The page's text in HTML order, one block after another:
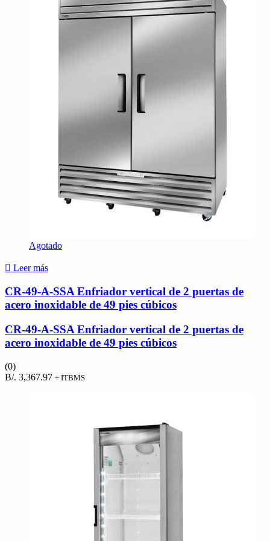
Agotado
Leer más
CR-49-A-SSA Enfriador vertical de 2 puertas de
acero inoxidable de 49 pies cúbicos
CR-49-A-SSA Enfriador vertical de 2 puertas de
acero inoxidable de 49 pies cúbicos
(0)
B/. 3,367.97 + ITBMS